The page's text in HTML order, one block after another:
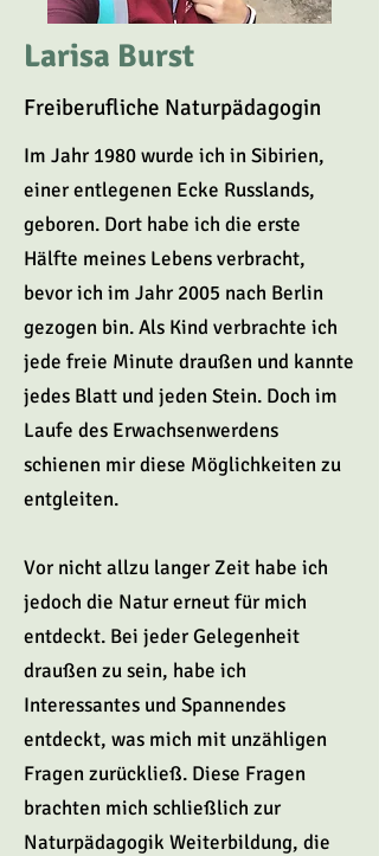
Larisa Burst
Freiberufliche Naturpädagogin
Im Jahr 1980 wurde ich in Sibirien,
einer entlegenen Ecke Russlands,
geboren. Dort habe ich die erste
Hälfte meines Lebens verbracht,
bevor ich im Jahr 2005 nach Berlin
gezogen bin. Als Kind verbrachte ich
jede freie Minute draußen und kannte
jedes Blatt und jeden Stein. Doch im
Laufe des Erwachsenwerdens
schienen mir diese Möglichkeiten zu
entgleiten.
Vor nicht allzu langer Zeit habe ich
jedoch die Natur erneut für mich
entdeckt. Bei jeder Gelegenheit
draußen zu sein, habe ich
Interessantes und Spannendes
entdeckt, was mich mit unzähligen
Fragen zurückließ. Diese Fragen
brachten mich schließlich zur
Naturpädagogik Weiterbildung, die